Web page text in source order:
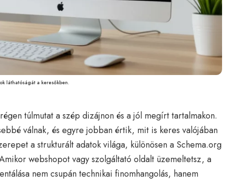
láthatóságát a keresőkben.
túlmutat a szép dizájnon és a jól megírt tartalmakon.
válnak, és egyre jobban értik, mit is keres valójában
astrukturált adatokvilága, különösen a Schema.org
webshopot vagy szolgáltató oldalt üzemeltetsz, a
nem csupán technikai finomhangolás, hanem